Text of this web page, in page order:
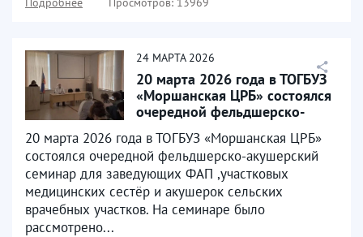
24 МАРТА 2026
20 марта 2026 года в ТОГБУЗ
«Моршанская ЦРБ» состоялся
очередной фельдшерско-
20 марта 2026 года в ТОГБУЗ «Моршанская ЦРБ»
состоялся очередной фельдшерско-акушерский
семинар для заведующих ФАП ,участковых
медицинских сестёр и акушерок сельских
врачебных участков. На семинаре было
рассмотрено...